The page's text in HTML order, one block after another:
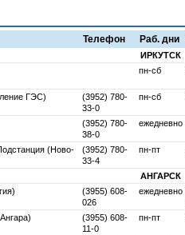
Телефон Раб. дни
ИРКУТСК
пн-сб
ГЭС)
(3952) 780-
33-0
пн-сб
(3952) 780-
38-0
ежедневно
(Ново-
(3952) 780-
33-4
пн-пт
АНГАРСК
(3955) 608-
026
ежедневно
(3955) 608-
11-0
пн-пт